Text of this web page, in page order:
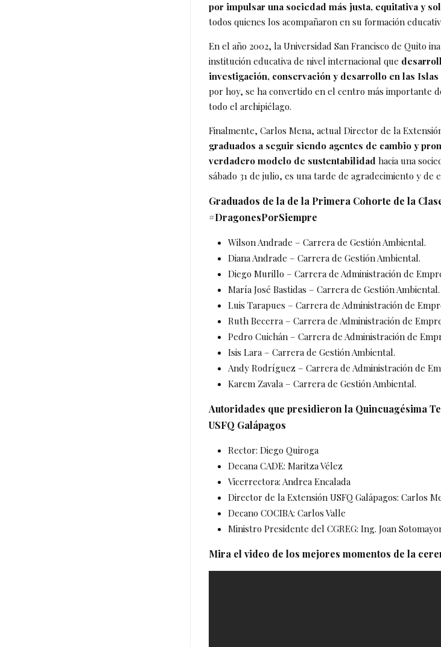
por impulsar una sociedad más justa, equitativa y
todos quienes los acompañaron en su formación
En el año 2002, la Universidad San Francisco de Quito
institución educativa de nivel internacional que
investigación, conservación y desarrollo en las Islas
por hoy, se ha convertido en el centro más importante
todo el archipiélago.
Finalmente, Carlos Mena, actual Director de la
graduados a seguir siendo agentes de cambio y
verdadero modelo de sustentabilidad hacia una
sábado 31 de julio, es una tarde de agradecimiento y de
Graduados de la de la Primera Cohorte de la
#DragonesPorSiempre
Wilson Andrade – Carrera de Gestión Ambiental.
Diana Andrade – Carrera de Gestión Ambiental.
Diego Murillo – Carrera de Administración de
María José Bastidas – Carrera de Gestión Ambiental.
Luis Tarapues – Carrera de Administración de
Ruth Becerra – Carrera de Administración de
Pedro Cuichán – Carrera de Administración de
Isis Lara – Carrera de Gestión Ambiental.
Andy Rodríguez – Carrera de Administración de
Karem Zavala – Carrera de Gestión Ambiental.
Autoridades que presidieron la Quincuagésima
USFQ Galápagos
Rector: Diego Quiroga
Decana CADE: Maritza Vélez
Vicerrectora: Andrea Encalada
Director de la Extensión USFQ Galápagos: Carlos
Decano COCIBA: Carlos Valle
Ministro Presidente del CGREG: Ing. Joan
Mira el video de los mejores momentos de la